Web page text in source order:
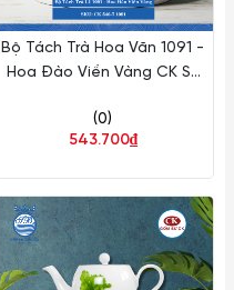
Bộ Tách Trà Hoa Văn 1091 -
Hoa Đào Viền Vàng CK Sứ
(0)
543.700₫